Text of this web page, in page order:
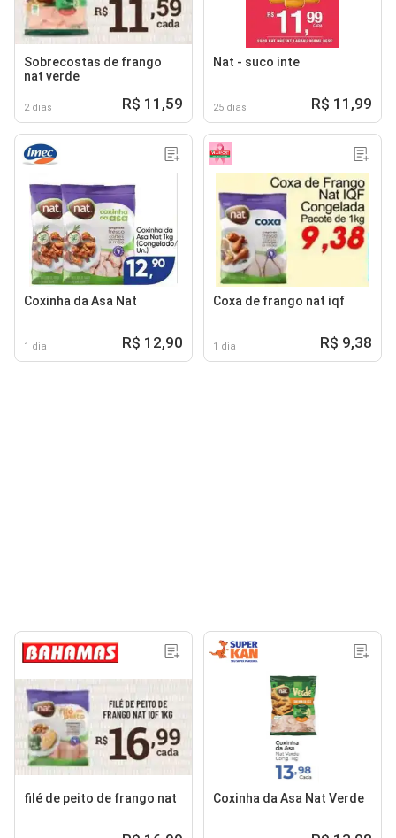
Sobrecostas de frango
nat verde
2 dias R$ 11,59
Nat - suco inte
25 dias R$ 11,99
Coxinha da Asa Nat
1 dia R$ 12,90
Coxa de frango nat iqf
1 dia R$ 9,38
filé de peito de frango nat Coxinha da Asa Nat Verde